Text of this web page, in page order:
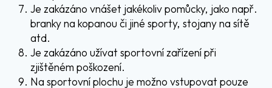
Je zakázáno vnášet jakékoliv pomůcky, jako např.
branky na kopanou či jiné sporty, stojany na sítě
atd.
Je zakázáno užívat sportovní zařízení při
zjištěném poškození.
Na sportovní plochu je možno vstupovat pouze